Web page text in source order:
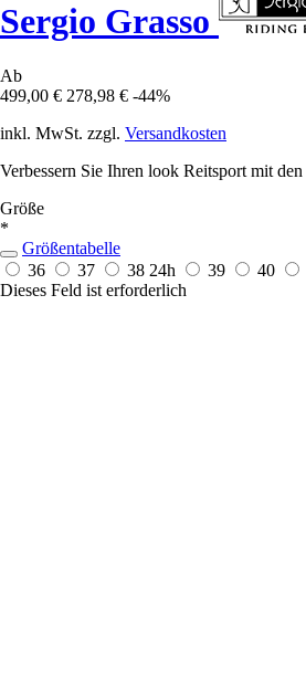
Sergio Grasso
Ab
499,00 € 278,98 € -44%
inkl. MwSt. zzgl. Versandkosten
Verbessern Sie Ihren look Reitsport mit
Größe
*
Größentabelle
36
37 38 24h 39 40
Dieses Feld ist erforderlich